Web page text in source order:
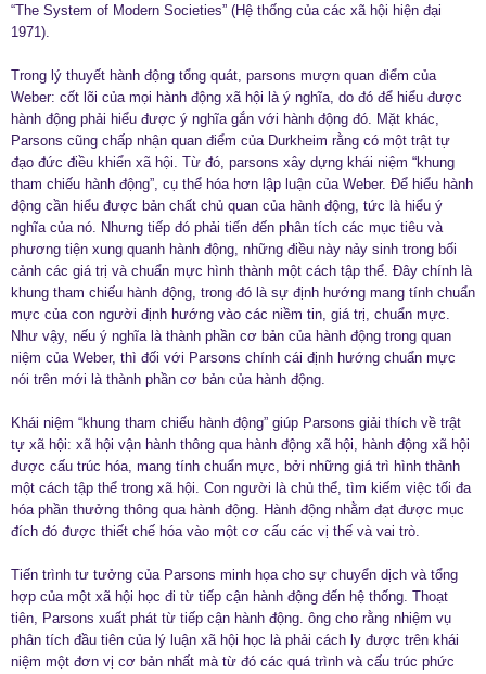
“The System of Modern Societies” (Hệ thống của các xã hội hiện đại
1971).
Trong lý thuyết hành động tổng quát, parsons mượn quan điểm của
Weber: cốt lõi của mọi hành động xã hội là ý nghĩa, do đó để hiểu được
hành động phải hiểu được ý nghĩa gắn với hành động đó. Mặt khác,
Parsons cũng chấp nhận quan điểm của Durkheim rằng có một trật tự
đạo đức điều khiển xã hội. Từ đó, parsons xây dựng khái niệm “khung
tham chiếu hành động”, cụ thể hóa hơn lập luận của Weber. Để hiểu hành
động cần hiểu được bản chất chủ quan của hành động, tức là hiểu ý
nghĩa của nó. Nhưng tiếp đó phải tiến đến phân tích các mục tiêu và
phương tiện xung quanh hành động, những điều này nảy sinh trong bối
cảnh các giá trị và chuẩn mực hình thành một cách tập thể. Đây chính là
khung tham chiếu hành động, trong đó là sự định hướng mang tính chuẩn
mực của con người định hướng vào các niềm tin, giá trị, chuẩn mực.
Như vậy, nếu ý nghĩa là thành phần cơ bản của hành động trong quan
niệm của Weber, thì đối với Parsons chính cái định hướng chuẩn mực
nói trên mới là thành phần cơ bản của hành động.
Khái niệm “khung tham chiếu hành động” giúp Parsons giải thích về trật
tự xã hội: xã hội vận hành thông qua hành động xã hội, hành động xã hội
được cấu trúc hóa, mang tính chuẩn mực, bởi những giá trì hình thành
một cách tập thể trong xã hội. Con người là chủ thể, tìm kiếm việc tối đa
hóa phần thưởng thông qua hành động. Hành động nhằm đạt được mục
đích đó được thiết chế hóa vào một cơ cấu các vị thế và vai trò.
Tiến trình tư tưởng của Parsons minh họa cho sự chuyển dịch và tổng
hợp của một xã hội học đi từ tiếp cận hành động đến hệ thống. Thoạt
tiên, Parsons xuất phát từ tiếp cận hành động. ông cho rằng nhiệm vụ
phân tích đầu tiên của lý luận xã hội học là phải cách ly được trên khái
niệm một đơn vị cơ bản nhất mà từ đó các quá trình và cấu trúc phức